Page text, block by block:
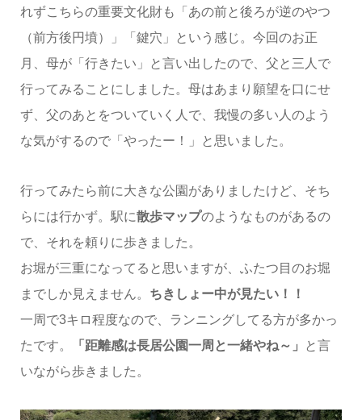
れずこちらの重要文化財も「あの前と後ろが逆のやつ
（前方後円墳）」「鍵穴」という感じ。今回のお正
月、母が「行きたい」と言い出したので、父と三人で
行ってみることにしました。母はあまり願望を口にせ
ず、父のあとをついていく人で、我慢の多い人のよう
な気がするので「やったー！」と思いました。
行ってみたら前に大きな公園がありましたけど、そち
らには行かず。駅に散歩マップのようなものがあるの
で、それを頼りに歩きました。
お堀が三重になってると思いますが、ふたつ目のお堀
までしか見えません。 ちきしょー中が見たい！！
一周で3キロ程度なので、ランニングしてる方が多かっ
たです。
「距離感は長居公園一周と一緒やね～」
と言
いながら歩きました。